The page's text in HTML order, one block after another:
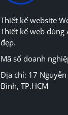
Thiết kế website
Thiết kế web dùng
đẹp.
Mã số doanh
Địa chỉ: 17
Bình, TP.HCM